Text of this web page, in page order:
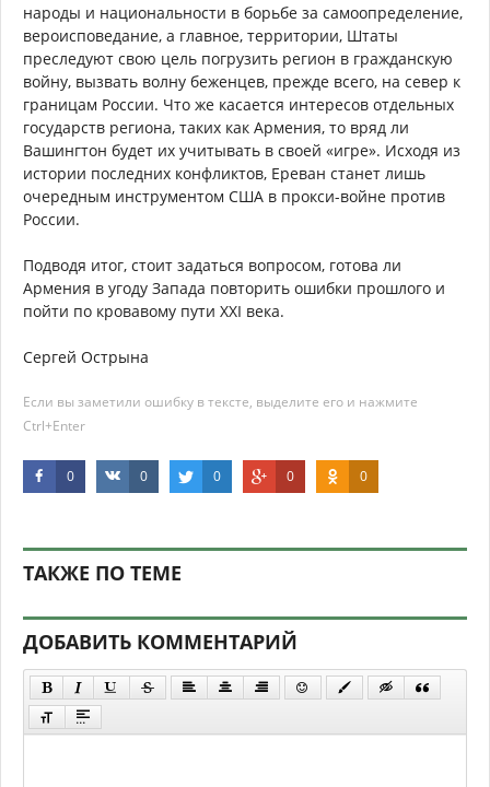
народы и национальности в борьбе за самоопределение,
вероисповедание, а главное, территории, Штаты
преследуют свою цель погрузить регион в гражданскую
войну, вызвать волну беженцев, прежде всего, на север к
границам России. Что же касается интересов отдельных
государств региона, таких как Армения, то вряд ли
Вашингтон будет их учитывать в своей «игре». Исходя из
истории последних конфликтов, Ереван станет лишь
очередным инструментом США в прокси-войне против
России.
Подводя итог, стоит задаться вопросом, готова ли
Армения в угоду Запада повторить ошибки прошлого и
пойти по кровавому пути XXI века.
Сергей Острына
Если вы заметили ошибку в тексте, выделите его и нажмите
Ctrl+Enter
0 0 0 0 0
ТАКЖЕ ПО ТЕМЕ
ДОБАВИТЬ КОММЕНТАРИЙ